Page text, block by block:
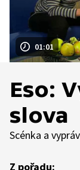
01:01
Eso:
slova
Scénka a
Z pořadu: